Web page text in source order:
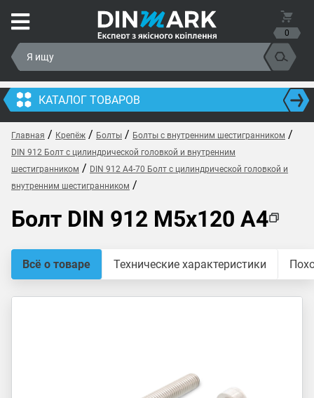
0
КАТАЛОГ ТОВАРОВ
Главная / Крепёж / Болты / Болты с внутренним шестигранником /
DIN 912 Болт с цилиндрической головкой и внутренним
шестигранником / DIN 912 A4-70 Болт с цилиндрической головкой и
внутренним шестигранником /
Болт DIN 912 M5x120 A4
Всё о товаре Технические характеристики